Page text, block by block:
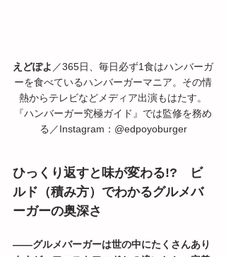
えどぽよ ／365日、毎日必ず1食はハンバーガ
ーを食べているハンバーガーマニア。その情
熱からテレビなどメディア出演もはたす。
『ハンバーガー究極ガイド』では監修を務め
る／Instagram：@edpoyoburger
ひっくり返すと味が変わる!?　ビ
ルド（積み方）でわかるグルメバ
ーガーの奥深さ
――グルメバーガーは世の中にたくさんあり